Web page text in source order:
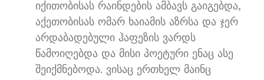
იქითობისას რაინდების ამბავს გაიგებდა,
აქეთობისას ომარ ხაიამის აზრსა და ჯერ
არდაბადებული ჰაფეზის ვარდს
წამოიღებდა და მისი პოეტური ენაც ასე
შეიქმნებოდა. ვისაც ერთხელ მაინც